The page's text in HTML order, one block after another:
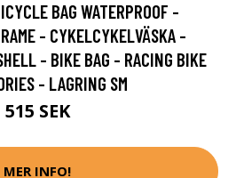
BAG WATERPROOF -
- CYKELCYKELVÄSKA -
- BIKE BAG - RACING BIKE
- LAGRING SM
515 SEK
MER INFO!